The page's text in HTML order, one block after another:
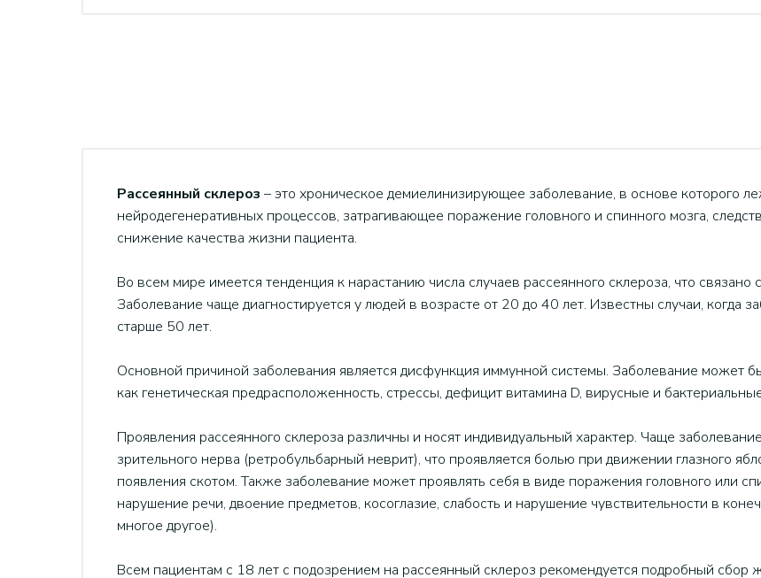
Рассеянный склероз – это хроническое демиелинизирующее заболевание, в основе которого
нейродегенеративных процессов, затрагивающее поражение головного и спинного мозга,
снижение качества жизни пациента.
Во всем мире имеется тенденция к нарастанию числа случаев рассеянного склероза, что связано
Заболевание чаще диагностируется у людей в возрасте от 20 до 40 лет. Известны случаи, когда
старше 50 лет.
Основной причиной заболевания является дисфункция иммунной системы. Заболевание может
как генетическая предрасположенность, стрессы, дефицит витамина D, вирусные и
Проявления рассеянного склероза различны и носят индивидуальный характер. Чаще
зрительного нерва (ретробульбарный неврит), что проявляется болью при движении глазного
появления скотом. Также заболевание может проявлять себя в виде поражения головного или
нарушение речи, двоение предметов, косоглазие, слабость и нарушение чувствительности в
многое другое).
Всем пациентам с 18 лет с подозрением на рассеянный склероз рекомендуется подробный сбор